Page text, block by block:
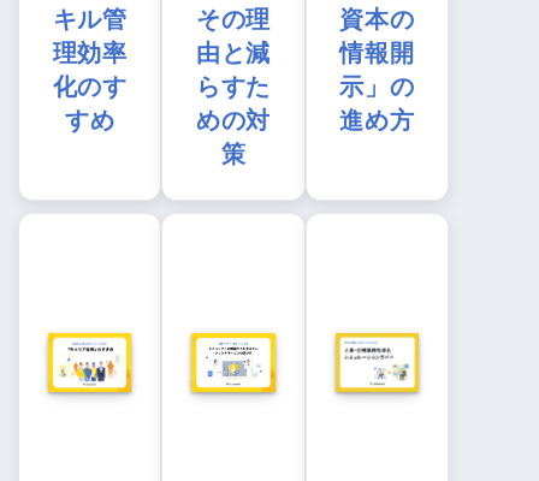
キル管
理効率
化のす
すめ
その理
由と減
らすた
めの対
策
資本の
情報開
示」の
進め方